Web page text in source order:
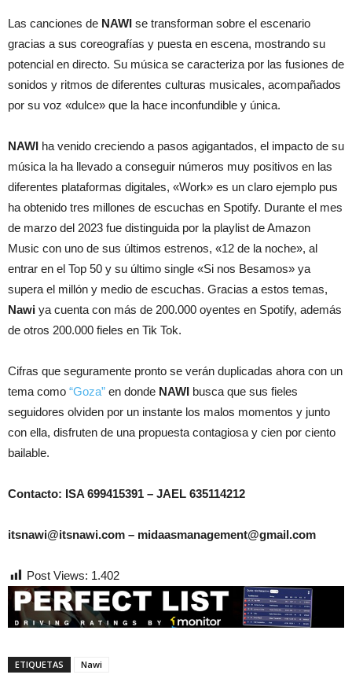
Las canciones de NAWI se transforman sobre el escenario
gracias a sus coreografías y puesta en escena, mostrando su
potencial en directo. Su música se caracteriza por las fusiones de
sonidos y ritmos de diferentes culturas musicales, acompañados
por su voz «dulce» que la hace inconfundible y única.
NAWI ha venido creciendo a pasos agigantados, el impacto de su
música la ha llevado a conseguir números muy positivos en las
diferentes plataformas digitales, «Work» es un claro ejemplo pus
ha obtenido tres millones de escuchas en Spotify. Durante el mes
de marzo del 2023 fue distinguida por la playlist de Amazon
Music con uno de sus últimos estrenos, «12 de la noche», al
entrar en el Top 50 y su último single «Si nos Besamos» ya
supera el millón y medio de escuchas. Gracias a estos temas,
Nawi ya cuenta con más de 200.000 oyentes en Spotify, además
de otros 200.000 fieles en Tik Tok.
Cifras que seguramente pronto se verán duplicadas ahora con un
tema como “Goza” en donde NAWI busca que sus fieles
seguidores olviden por un instante los malos momentos y junto
con ella, disfruten de una propuesta contagiosa y cien por ciento
bailable.
Contacto: ISA 699415391 – JAEL 635114212
itsnawi@itsnawi.com – midaasmanagement@gmail.com
Post Views: 1.402
ETIQUETAS Nawi